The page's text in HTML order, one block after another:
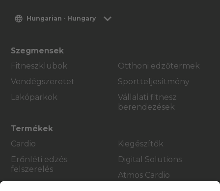
Hungarian - Hungary
Szegmensek
Fitneszklubok
Vendégszeretet
Lakóparkok
Otthoni edzőtermek
Sportteljesítmény
Vállalati fitnesz
berendezések
Termékek
Cardio
Erőnléti edzés
felszerelés
Kiegészítők
Digital Solutions
Atmos Cardio